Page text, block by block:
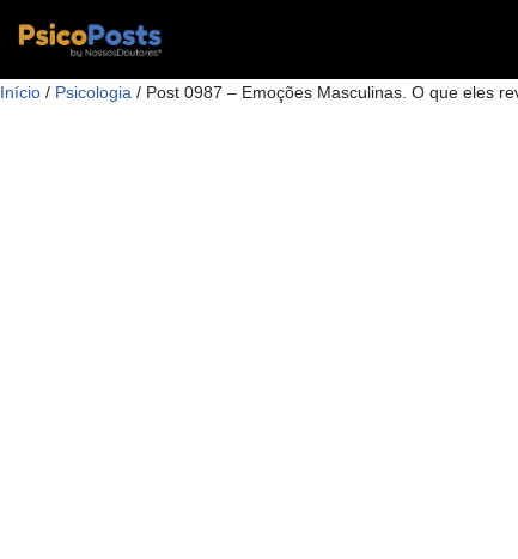
para
Início / Psicologia / Post 0987 – Emoções Masculinas. O que eles